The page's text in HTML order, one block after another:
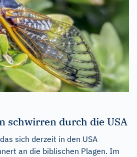
schwirren durch die USA
sich derzeit in den USA
an die biblischen Plagen. Im